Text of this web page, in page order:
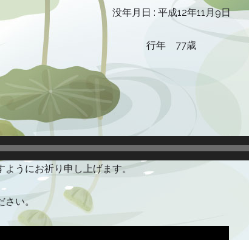
没年月日 : 平成12年11月9日
行年 77歳
うにお祈り申し上げます。
い。